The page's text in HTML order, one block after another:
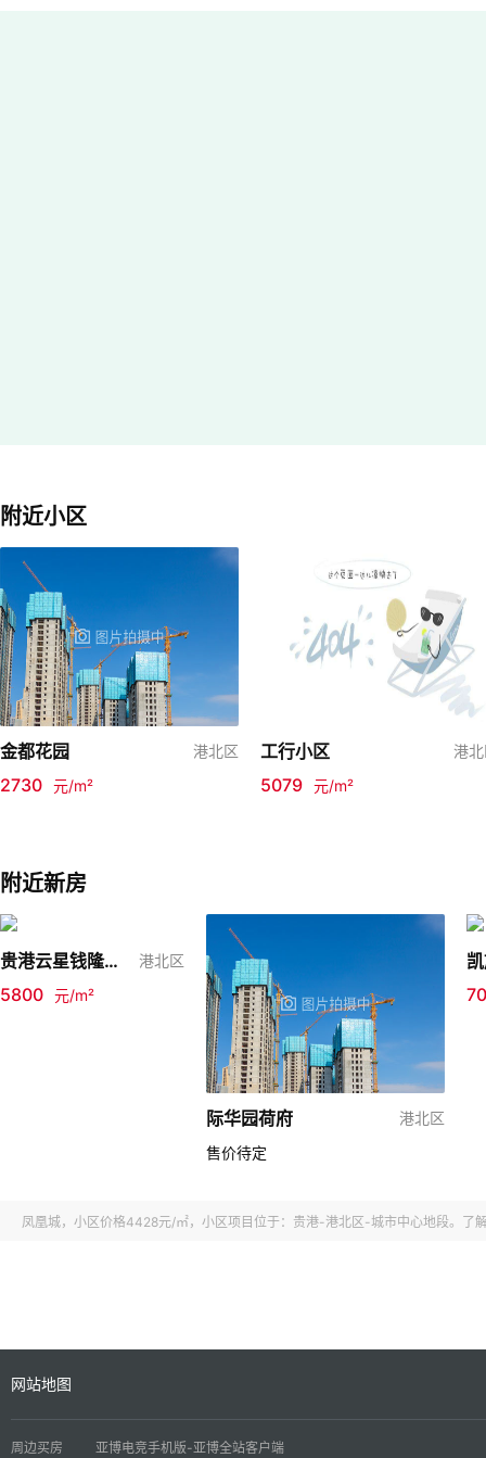
附近小区
金都花园 港北区
2730 元/m²
工行小区 港
5079 元/m²
附近新房
贵港云星钱隆御园 港北区
5800 元/m²
际华园荷府
港北区
售价待定
凤凰城，小区价格4428元/㎡，小区项目位于：贵港-港北区-城市中心地段。了
网站地图
周边买房 亚博电竞手机版-亚博全站客户端